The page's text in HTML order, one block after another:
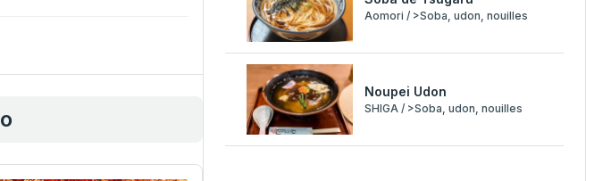
Aomori / >Soba, udon, nouilles
Noupei Udon
SHIGA / >Soba, udon, nouilles